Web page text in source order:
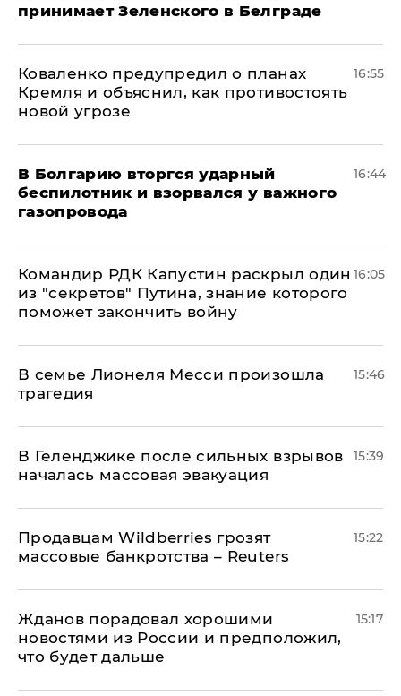
принимает Зеленского в Белграде
Коваленко предупредил о планах
Кремля и объяснил, как противостоять
новой угрозе
16:55
В Болгарию вторгся ударный
беспилотник и взорвался у важного
газопровода
16:44
Командир РДК Капустин раскрыл один
из "секретов" Путина, знание которого
поможет закончить войну
16:05
В семье Лионеля Месси произошла
трагедия
15:46
В Геленджике после сильных взрывов
началась массовая эвакуация
15:39
Продавцам Wildberries грозят
массовые банкротства – Reuters
15:22
Жданов порадовал хорошими
новостями из России и предположил,
что будет дальше
15:17